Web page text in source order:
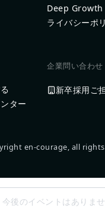
Deep
ライバシーポ
ター
企業問い合わせ
新卒採用ご
en-courage, all
今後のイベントはありま